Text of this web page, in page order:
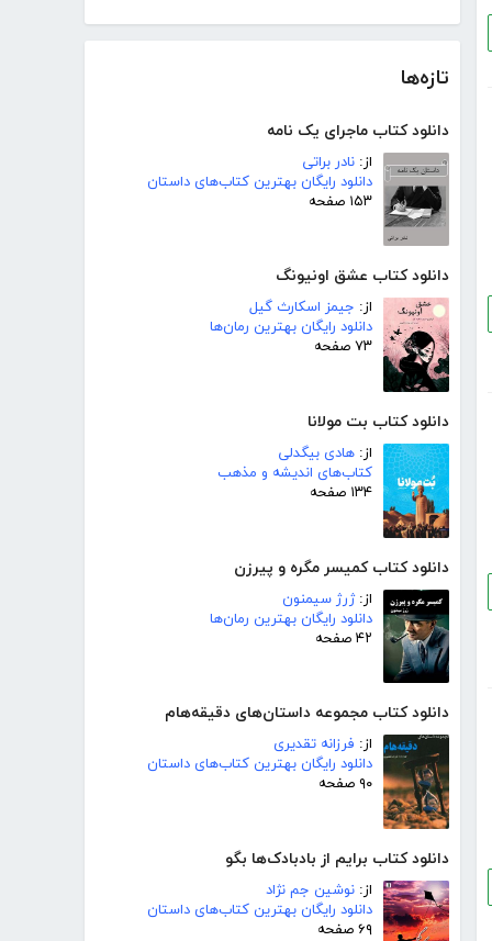
تازه‌ها
دانلود کتاب ماجرای یک نامه
از: نادر براتی
دانلود رایگان بهترین کتاب‌های داستان
۱۵۳ صفحه
دانلود کتاب عشق اونیونگ
از: جیمز اسکارث گیل
دانلود رایگان بهترین رمان‌ها
۷۳ صفحه
دانلود کتاب بت مولانا
از: هادی بیگدلی
کتاب‌های اندیشه و مذهب
۱۳۴ صفحه
دانلود کتاب کمیسر مگره و پیرزن
از:ژرژ سیمنون
دانلود رایگان بهترین رمان‌ها
۴۲ صفحه
دانلود کتاب مجموعه داستان‌های دقیقه‌هام
از: فرزانه تقدیری
دانلود رایگان بهترین کتاب‌های داستان
۹۰ صفحه
دانلود کتاب برایم از بادبادک‌ها بگو
از: نوشین جم نژاد
دانلود رایگان بهترین کتاب‌های داستان
۶۹ صفحه